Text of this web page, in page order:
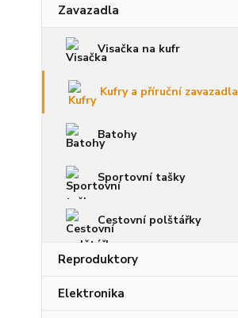
Zavazadla
Visačka na kufr
Kufry a příruční zavazadla
Batohy
Sportovní tašky
Cestovní polštářky
Reproduktory
Elektronika